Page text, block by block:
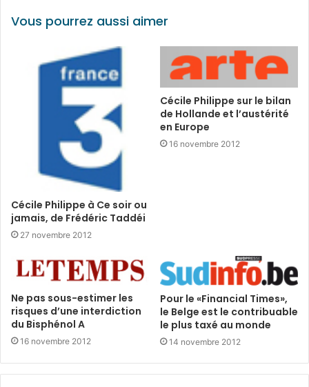
Vous pourrez aussi aimer
Cécile Philippe à Ce soir ou
jamais, de Frédéric Taddéi
27 novembre 2012
Cécile Philippe sur le bilan
de Hollande et l’austérité
en Europe
16 novembre 2012
Ne pas sous-estimer les
risques d’une interdiction
du Bisphénol A
16 novembre 2012
Pour le «Financial Times»,
le Belge est le contribuable
le plus taxé au monde
14 novembre 2012